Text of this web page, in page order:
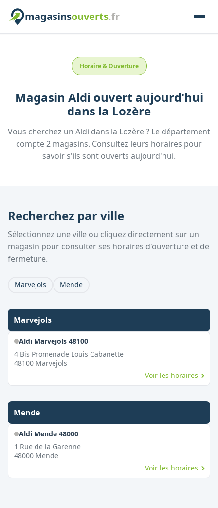
magasinsouverts.fr
Horaire & Ouverture
Magasin Aldi ouvert aujourd'hui
dans la Lozère
Vous cherchez un Aldi dans la Lozère? Le département
compte2 magasins. Consultez leurs horaires pour
savoir s'ils sont ouverts aujourd'hui.
Recherchez par ville
Sélectionnez une ville ou cliquez directement sur un
magasin pour consulter ses horaires d'ouverture et de
fermeture.
Marvejols Mende
Marvejols
Aldi Marvejols 48100
4 Bis Promenade Louis Cabanette
48100 Marvejols
Voir les horaires
Mende
Aldi Mende 48000
1 Rue de la Garenne
48000 Mende
Voir les horaires